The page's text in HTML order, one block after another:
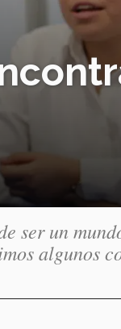
ser un
algunos